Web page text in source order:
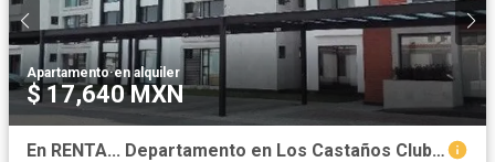
Apartamento·en alquiler
$ 17,640 MXN
En RENTA... Departamento en Los Castaños Club Residencial